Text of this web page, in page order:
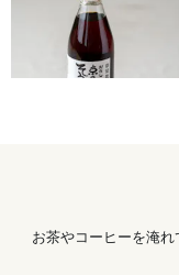
（ストレートタイ
プ）365ml
お茶やコーヒーを淹